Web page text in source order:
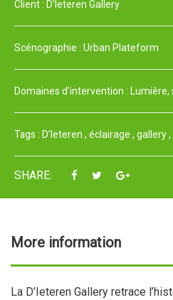
Client : D’Ieteren Gallery
Scénographie : Urban Plateform
Domaines d’intervention :
Tags : D’Ieteren , éclairage , gallery,
SHARE:
More information
La D’Ieteren Gallery retrace